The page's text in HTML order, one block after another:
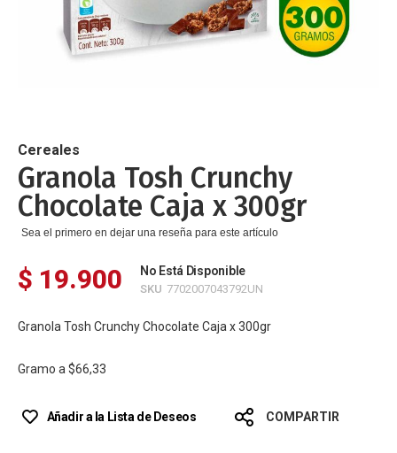
de
la
galería
de
imágenes
Cereales
Granola Tosh Crunchy
Chocolate Caja x 300gr
Sea el primero en dejar una reseña para este artículo
$ 19.900 No Está Disponible
SKU 7702007043792UN
Granola Tosh Crunchy Chocolate Caja x 300gr
Gramo a $66,33
Añadir a la Lista de Deseos COMPARTIR